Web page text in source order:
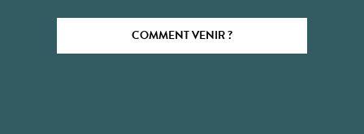
COMMENT VENIR ?